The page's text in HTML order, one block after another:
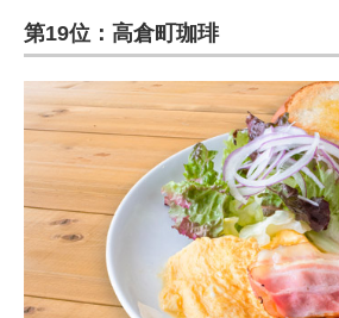
第19位：高倉町珈琲